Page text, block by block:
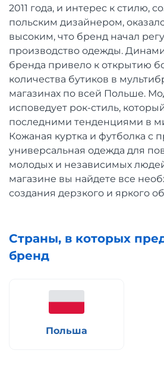
2011 года, и интерес к стилю,
польским дизайнером,
высоким, что бренд начал
производство одежды.
бренда привело к открытию
количества бутиков в
магазинах по всей Польше.
исповедует рок-стиль,
последними тенденциями в
Кожаная куртка и футболка с
универсальная одежда для
молодых и независимых
магазине вы найдете все
создания дерзкого и яркого
Страны, в которых
бренд
Польша